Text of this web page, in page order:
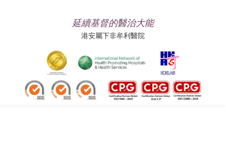
延續基督的醫治大能
港安屬下非牟利醫院